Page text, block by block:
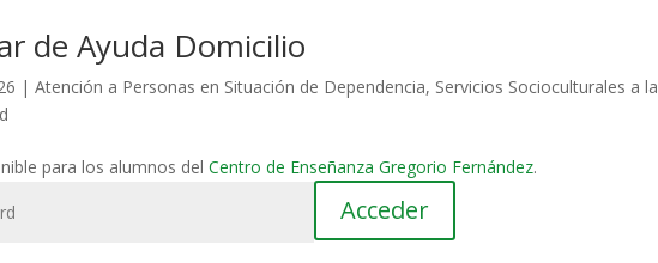
de Ayuda Domicilio
| Atención a Personas en Situación de Dependencia, Servicios Socioculturales a la
para los alumnos del Centro de Enseñanza Gregorio Fernández.